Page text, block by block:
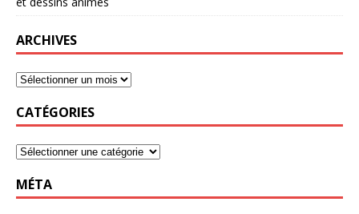
ARCHIVES
CATÉGORIES
MÉTA